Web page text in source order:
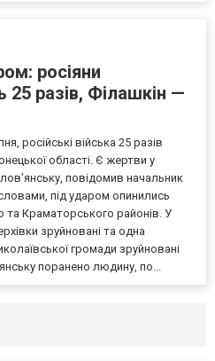
росіяни
25 разів, Філашкін —
російські війська 25 разів
області. Є жертви у
повідомив начальник
під ударом опинились
та Краматорського районів. У
зруйновані та одна
громади зруйновані
поранено людину, по...